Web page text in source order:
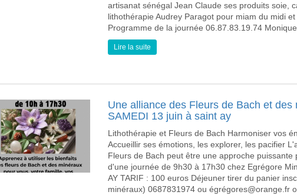
artisanat sénégal Jean Claude ses produits soie,
lithothérapie Audrey Paragot pour miam du midi
Programme de la journée 06.87.83.19.74 Monique
Lire la suite
Une alliance des Fleurs de Bach et
SAMEDI 13 juin à saint ay
Lithothérapie et Fleurs de Bach Harmoniser vos
Accueillir ses émotions, les explorer, les pacifier
Fleurs de Bach peut être une approche
d'une journée de 9h30 à 17h30 chez Egrégore
AY TARIF : 100 euros Déjeuner tirer du panier
minéraux) 0687831974 ou égrégores@orange.fr